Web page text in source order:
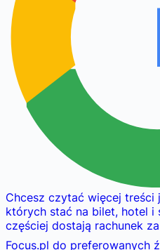
Chcesz czytać więcej treści
których stać na bilet, hotel i
częściej dostają rachunek
Focus.pl do preferowanych